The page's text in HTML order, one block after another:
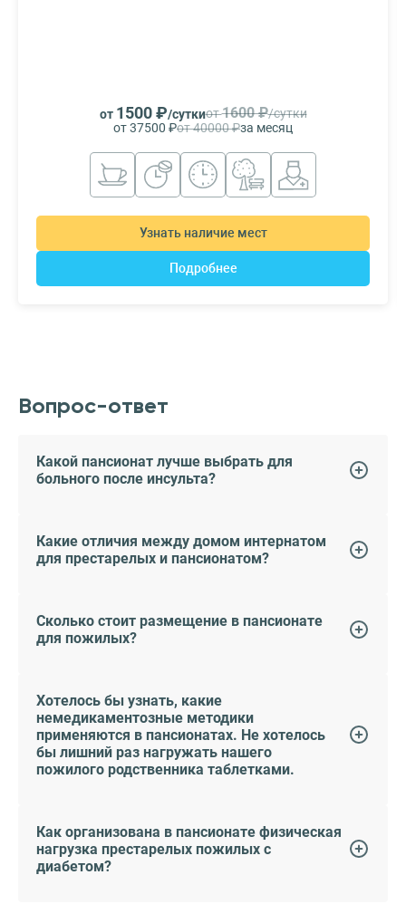
от 1500 ₽/суткиот1600 ₽/сутки
от 37500 ₽от 40000 ₽за месяц
Узнать наличие мест
Подробнее
Вопрос-ответ
Какой пансионат лучше выбрать для
больного после инсульта?
Какие отличия между домом интернатом
для престарелых и пансионатом?
Сколько стоит размещение в пансионате
для пожилых?
Хотелось бы узнать, какие
немедикаментозные методики
применяются в пансионатах. Не хотелось
бы лишний раз нагружать нашего
пожилого родственника таблетками.
Как организована в пансионате физическая
нагрузка престарелых пожилых с
диабетом?